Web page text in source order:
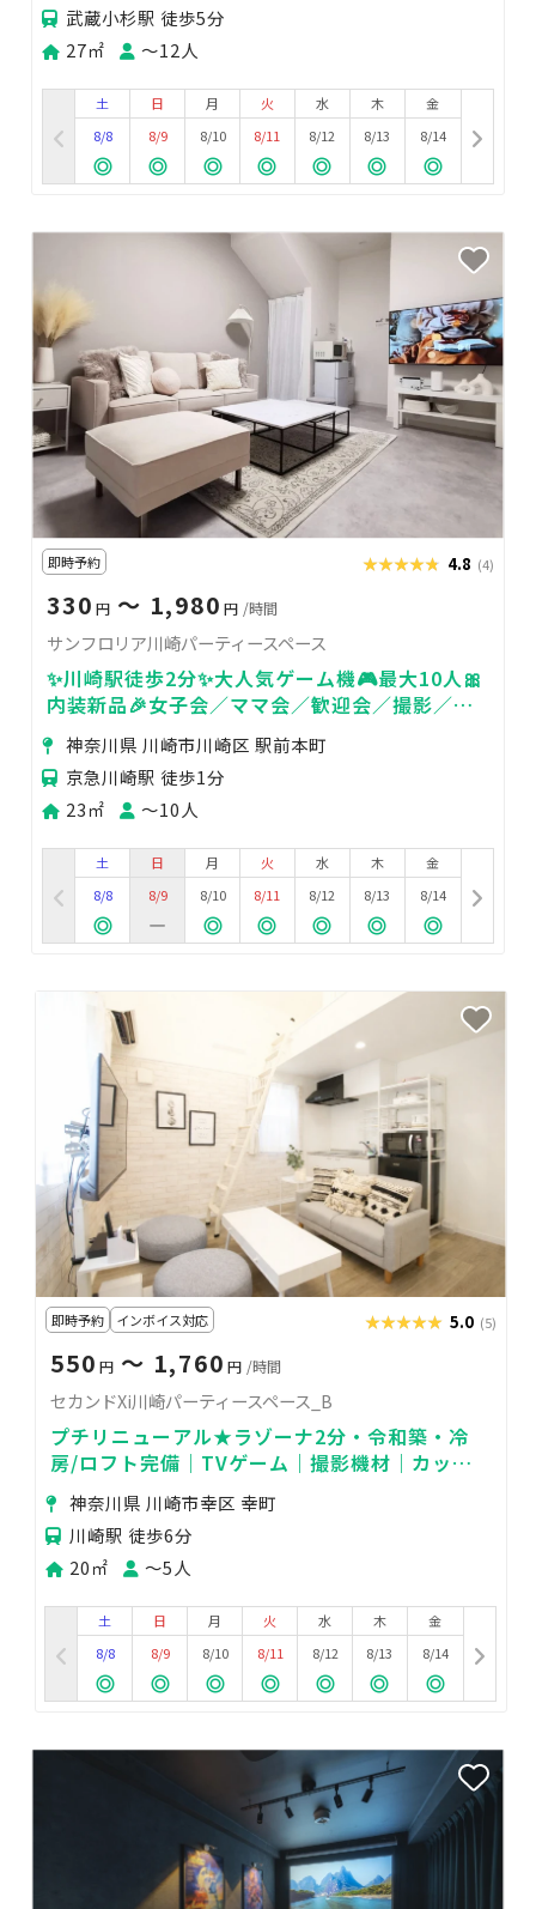
武蔵小杉駅 徒歩5分
27㎡
〜12人
土
8/8
日
8/9
月
8/10
火
8/11
水
8/12
木
8/13
金
8/14
即時予約 ★★★★★
★★★★★ 4.8 (4)
330 円 〜 1,980 円 /時間
サンフロリア川崎パーティースペース
✨川崎駅徒歩2分✨大人気ゲーム機🎮最大10人🎀
内装新品🎉女子会／ママ会／歓迎会／撮影／推
し活／デート
神奈川県 川崎市川崎区 駅前本町
京急川崎駅 徒歩1分
23㎡
〜10人
土
8/8
日
8/9
月
8/10
火
8/11
水
8/12
木
8/13
金
8/14
即時予約 インボイス対応 ★★★★★
★★★★★ 5.0 (5)
550 円〜 1,760 円 /時間
セカンドXi川崎パーティースペース_B
プチリニューアル★ラゾーナ2分・令和築・冷
房/ロフト完備｜TVゲーム｜撮影機材｜カップ
ルデート｜女子会｜パーティー｜誕生日｜推し
活｜隠れ家♬
神奈川県 川崎市幸区 幸町
川崎駅 徒歩6分
20㎡
〜5人
土
8/8
日
8/9
月
8/10
火
8/11
水
8/12
木
8/13
金
8/14